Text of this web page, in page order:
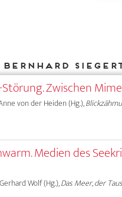
Siegert
Störung. Zwischen
von der Heiden (Hg.),
Medien des
Wolf (Hg.),Das Meer, der